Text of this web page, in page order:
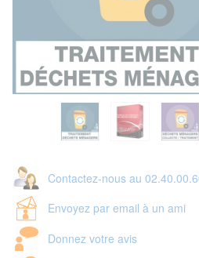
Contactez-nous au
Envoyez par email à un ami
Donnez votre avis